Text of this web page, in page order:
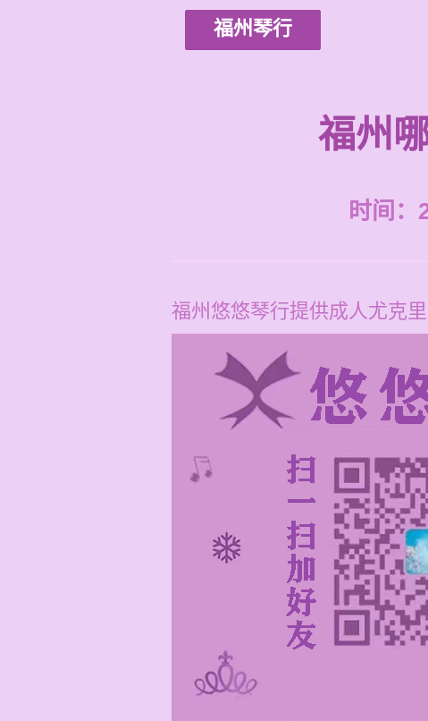
福州琴行
福州
时间：
福州悠悠琴行提供成人尤克